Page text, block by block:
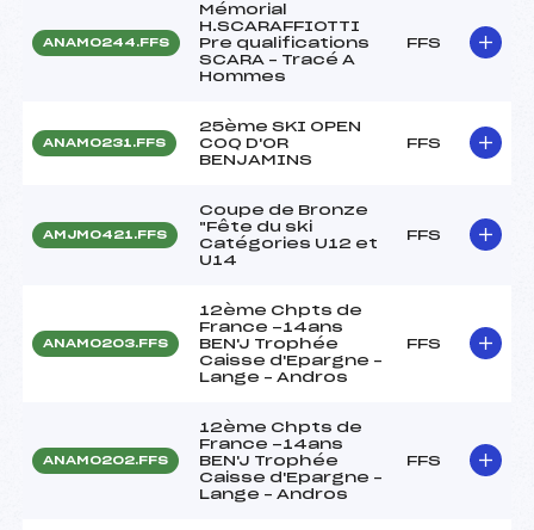
ANAM0244.FFS
Mémorial
H.SCARAFFIOTTI
Pre qualifications
SCARA – Tracé A
Hommes
FFS
ANAM0231.FFS
25ème SKI OPEN
COQ D'OR
BENJAMINS
FFS
AMJM0421.FFS
Coupe de Bronze
"Fête du ski
Catégories U12 et
U14
FFS
ANAM0203.FFS
12ème Chpts de
France -14ans
BEN'J Trophée
Caisse d'Epargne –
Lange – Andros
FFS
ANAM0202.FFS
12ème Chpts de
France -14ans
BEN'J Trophée
Caisse d'Epargne –
Lange – Andros
FFS